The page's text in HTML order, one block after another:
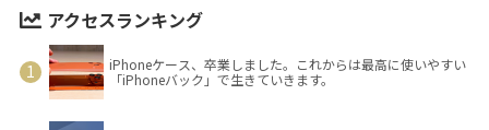
アクセスランキング
iPhoneケース、卒業しました。これからは最高に使いやすい
「iPhoneバック」で生きていきます。